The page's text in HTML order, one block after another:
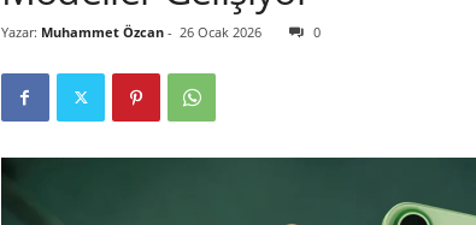
i
Yazar: Muhammet Özcan- 26 Ocak 2026 0